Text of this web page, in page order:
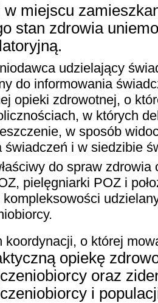
w miejscu
stan zdrowia
udzielający
do informowania
opieki zdrowotnej, o
w których
w sposób
świadczeń i w siedzibie
do spraw
pielęgniarki POZ i
kompleksowości
koordynacji, o której
opiekę
oraz
i